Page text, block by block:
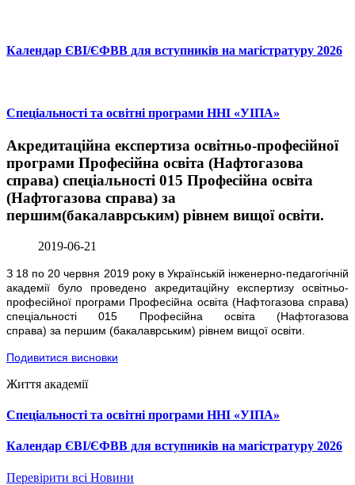
Календар ЄВІ/ЄФВВ для вступників на магістратуру 2026
Спеціальності та освітні програми ННІ «УІПА»
Акредитаційна експертиза освітньо-професійної
програми Професійна освіта (Нафтогазова
справа) спеціальності 015 Професійна освіта
(Нафтогазова справа) за
першим(бакалаврським) рівнем вищої освіти.
2019-06-21
З 18 по 20 червня 2019 року в Українській інженерно-педагогічній
академії було проведено акредитаційну експертизу освітньо-
професійної програми Професійна освіта (Нафтогазова справа)
спеціальності 015 Професійна освіта (Нафтогазова
справа) за першим (бакалаврським) рівнем вищої освіти.
Подивитися висновки
Життя академії
Спеціальності та освітні програми ННІ «УІПА»
Календар ЄВІ/ЄФВВ для вступників на магістратуру 2026
Перевірити всі Новини